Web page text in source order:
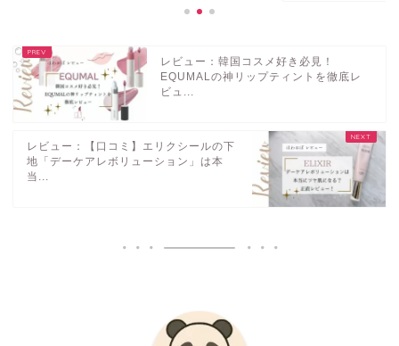
レビュー：韓国コスメ好き必見！
EQUMALの神リップティントを徹底レ
ビュ...
レビュー：【口コミ】エリクシールの下
地「デーケアレボリューション」は本
当...